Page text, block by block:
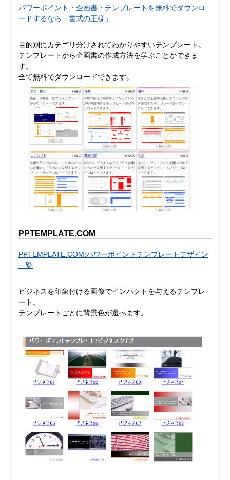
パワーポイント・企画書・テンプレートを無料でダウンロ
ードするなら「書式の王様」
目的別にカテゴリ分けされてわかりやすいテンプレート。
テンプレートから企画書の作成方法を学ぶことができま
す。
全て無料でダウンロードできます。
PPTEMPLATE.COM
PPTEMPLATE.COM:パワーポイントテンプレートデザイン
一覧
ビジネスを印象付ける画像でインパクトを与えるテンプレ
ート。
テンプレートごとに背景色が選べます。